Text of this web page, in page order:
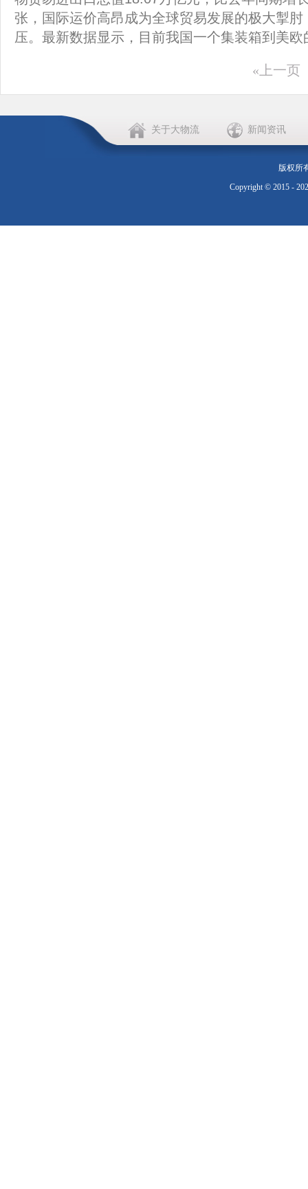
张，国际运价高昂成为全球贸易发展的极大掣
压。最新数据显示，目前我国一个集装箱到美
«上一页
关于大物流 新闻资讯
版权所
Copyright © 2015 -